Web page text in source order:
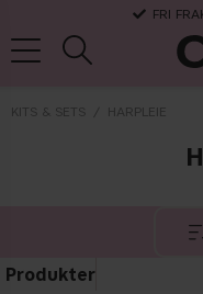
FRI
KITS & SETS HARPLEIE
Produkter
kits